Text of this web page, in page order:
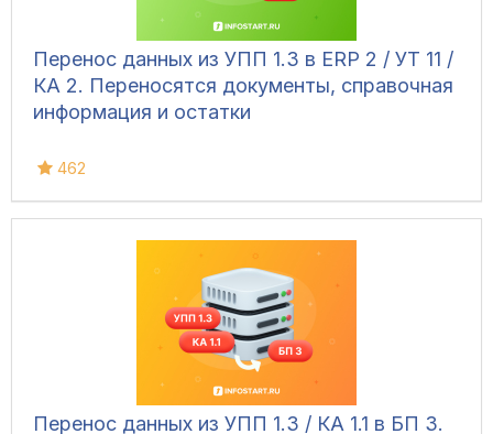
Перенос данных из УПП 1.3 в ERP 2 / УТ 11 /
КА 2. Переносятся документы, справочная
информация и остатки
462
Перенос данных из УПП 1.3 / КА 1.1 в БП 3.